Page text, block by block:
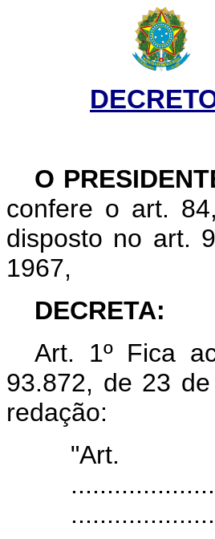
O
confere o art.
disposto no art.
1967,
DECRETA:
Art.
1º Fica
93.872, de 23
redação: